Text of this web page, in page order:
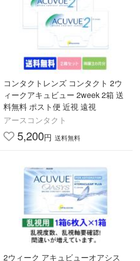
コンタクトレンズ コンタクト 2ウ
ィークアキュビュー 2week 2箱 送
料無料 ポスト便 近視 遠視
アースコンタクト
5,200円 送料無料
2ウィーク アキュビューオアシス